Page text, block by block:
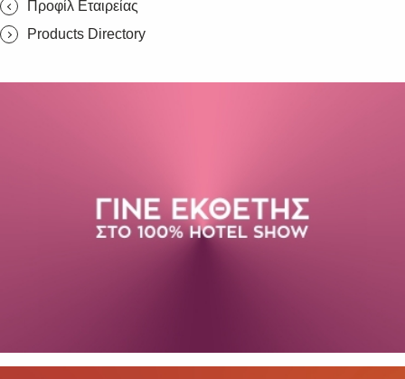
Προφίλ Εταιρείας
Products Directory